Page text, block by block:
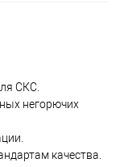
СКС.
негорючих
качества.